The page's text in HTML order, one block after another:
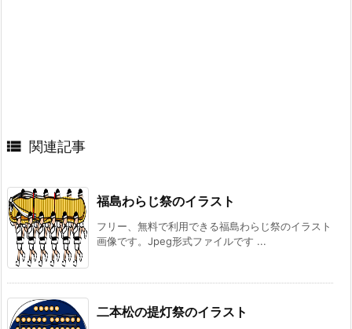
 関連記事
福島わらじ祭のイラスト
フリー、無料で利用できる福島わらじ祭のイラスト
画像です。Jpeg形式ファイルです ...
二本松の提灯祭のイラスト